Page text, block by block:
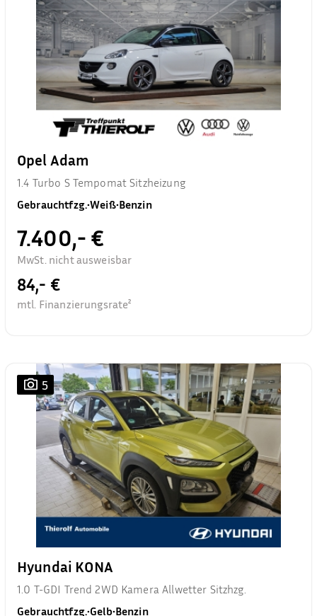
Opel Adam
1.4 Turbo S Tempomat Sitzheizung
Gebrauchtfzg.•Weiß•Benzin
7.400,- €
MwSt. nicht ausweisbar
84,- €
mtl. Finanzierungsrate²
5
Hyundai KONA
1.0 T-GDI Trend 2WD Kamera Allwetter Sitzhzg.
Gebrauchtfzg.•Gelb•Benzin